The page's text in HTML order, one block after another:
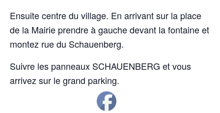
Ensuite centre du village. En arrivant sur la place
de la Mairie prendre à gauche devant la fontaine et
montez rue du Schauenberg.
Suivre les panneaux SCHAUENBERG et vous
arrivez sur le grand parking.